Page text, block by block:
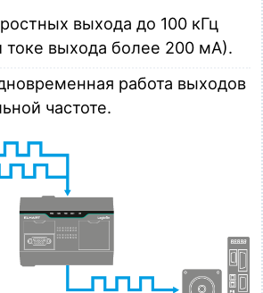
выхода до 100 кГц
выхода более 200 мА).
работа выходов
частоте.